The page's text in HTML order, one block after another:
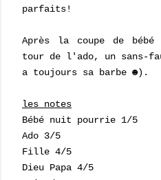
parfaits!
Après la coupe de
tour de l'ado, un sans-
a toujours sa barbe ☻).
les notes
Bébé nuit pourrie 1/5
Ado 3/5
Fille 4/5
Dieu Papa 4/5